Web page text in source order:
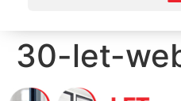
30-let-